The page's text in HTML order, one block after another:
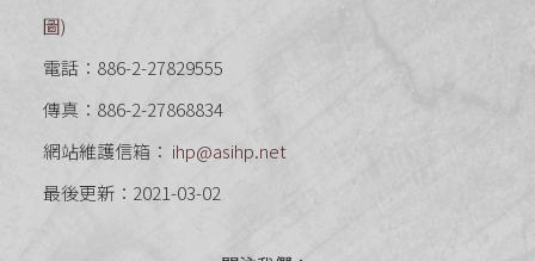
圖)
電話：886-2-27829555
傳真：886-2-27868834
網站維護信箱： ihp@asihp.net
最後更新：2021-03-02